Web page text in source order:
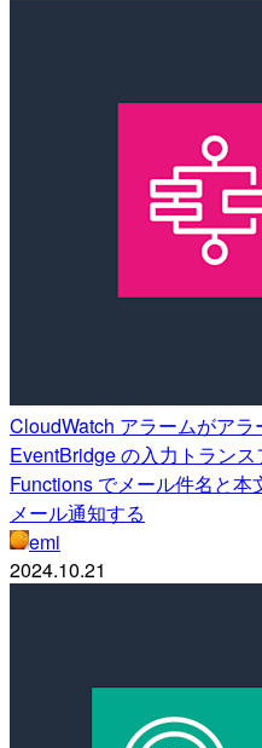
CloudWatch アラームがア
EventBridge の入力トラン
Functions でメール件名と
メール通知する
emi
2024.10.21